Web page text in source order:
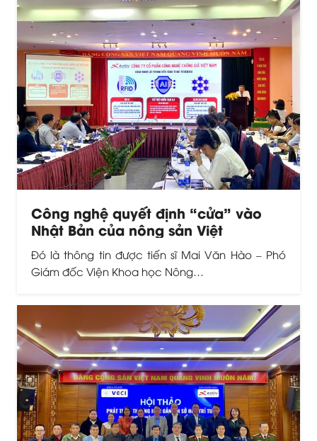
Công nghệ quyết định “cửa” vào
Nhật Bản của nông sản Việt
Đó là thông tin được tiến sĩ Mai Văn Hào – Phó
Giám đốc Viện Khoa học Nông…